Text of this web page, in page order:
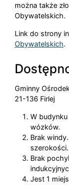
można także
Obywatelskich.
Link do strony
Obywatelskich.
Gminny
21-136 Firlej
W
wózków.
Brak
szerokości.
Brak
Jest 1